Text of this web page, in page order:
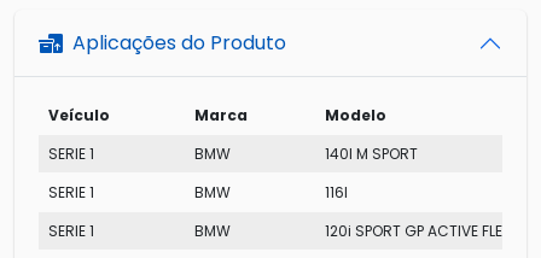
Aplicações do Produto
Veículo Marca
Modelo
SERIE 1
BMW
140I M SPORT
SERIE 1
BMW
116I
SERIE 1
BMW
120i SPORT GP ACTIVE FLEX